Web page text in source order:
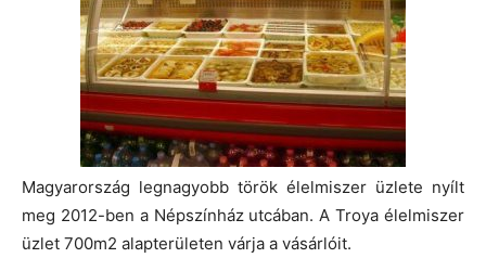
Magyarország legnagyobb török élelmiszer üzlete nyílt
meg 2012-ben a Népszínház utcában. A Troya élelmiszer
üzlet 700m2 alapterületen várja a vásárlóit.